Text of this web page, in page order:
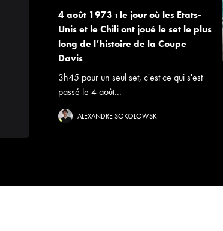
4 août 1973 : le jour où les Etats-
Unis et le Chili ont joué le set le plus
long de l’histoire de la Coupe
Davis
3h45 pour un seul set, c'est ce qui s'est
passé le 4 août...
ALEXANDRE SOKOLOWSKI